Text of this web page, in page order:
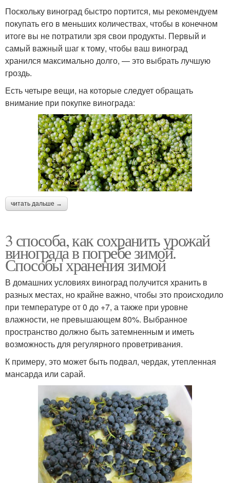
Поскольку виноград быстро портится, мы рекомендуем
покупать его в меньших количествах, чтобы в конечном
итоге вы не потратили зря свои продукты. Первый и
самый важный шаг к тому, чтобы ваш виноград
хранился максимально долго, — это выбрать лучшую
гроздь.
Есть четыре вещи, на которые следует обращать
внимание при покупке винограда:
читать дальше →
3 способа, как сохранить урожай
винограда в погребе зимой.
Способы хранения зимой
В домашних условиях виноград получится хранить в
разных местах, но крайне важно, чтобы это происходило
при температуре от 0 до +7, а также при уровне
влажности, не превышающем 80%. Выбранное
пространство должно быть затемненным и иметь
возможность для регулярного проветривания.
К примеру, это может быть подвал, чердак, утепленная
мансарда или сарай.